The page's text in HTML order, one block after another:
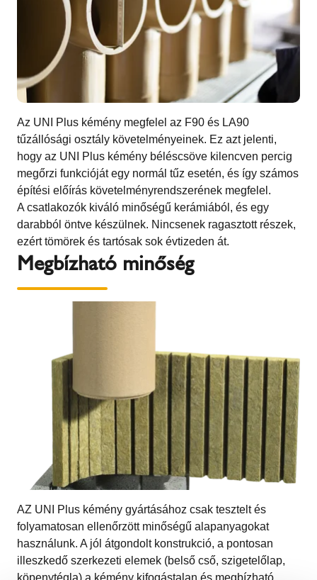
Az UNI Plus kémény megfelel az F90 és LA90
tűzállósági osztály követelményeinek. Ez azt jelenti,
hogy az UNI Plus kémény béléscsöve kilencven percig
megőrzi funkcióját egy normál tűz esetén, és így számos
építési előírás követelményrendszerének megfelel.
A csatlakozók kiváló minőségű kerámiából, és egy
darabból öntve készülnek. Nincsenek ragasztott részek,
ezért tömörek és tartósak sok évtizeden át.
Megbízható minőség
AZ UNI Plus kémény gyártásához csak tesztelt és
folyamatosan ellenőrzött minőségű alapanyagokat
használunk. A jól átgondolt konstrukció, a pontosan
illeszkedő szerkezeti elemek (belső cső, szigetelőlap,